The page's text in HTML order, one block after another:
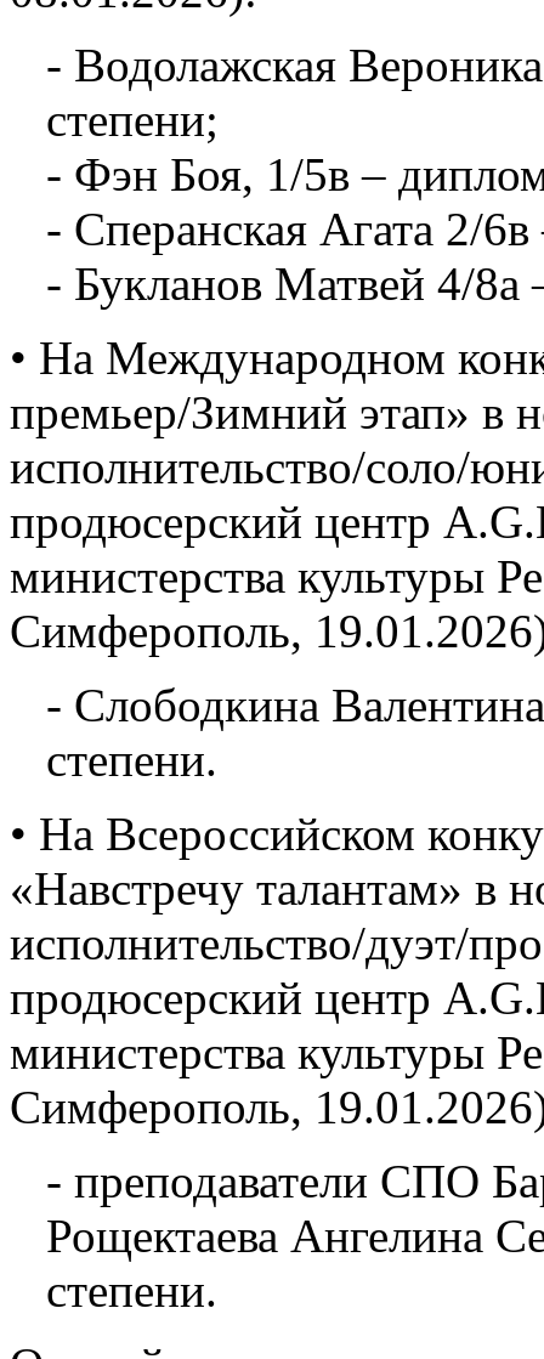
- Водолажская
степени;
- Фэн Боя, 1/5в –
- Сперанская Агата 2/
- Букланов Матвей 4/8а
• На Международном
премьер/Зимний этап» в
исполнительство/соло/
продюсерский центр
министерства культуры
Симферополь,
- Слободкина
степени.
• На Всероссийском
«Навстречу талантам» в
исполнительство/дуэт/
продюсерский центр
министерства культуры
Симферополь,
- преподаватели СПО
Рощектаева Ангелина
степени.